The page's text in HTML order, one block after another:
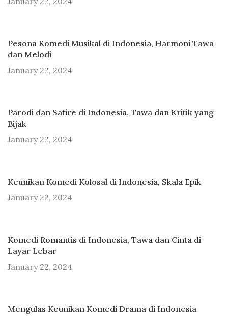
Pesona Komedi Musikal di Indonesia, Harmoni Tawa
dan Melodi
January 22, 2024
Parodi dan Satire di Indonesia, Tawa dan Kritik yang
Bijak
January 22, 2024
Keunikan Komedi Kolosal di Indonesia, Skala Epik
January 22, 2024
Komedi Romantis di Indonesia, Tawa dan Cinta di
Layar Lebar
January 22, 2024
Mengulas Keunikan Komedi Drama di Indonesia